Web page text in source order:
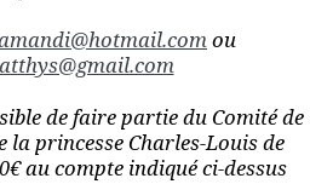
ou
de faire partie du Comité de
la princesse Charles-Louis de
au compte indiqué ci-dessus